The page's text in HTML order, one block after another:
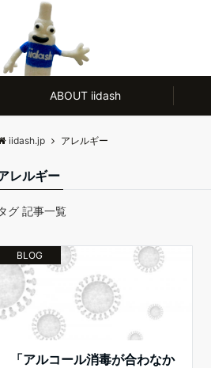
ABOUT iidash
iidash.jp アレルギー
レルギー
グ 記事一覧
BLOG
「アルコール消毒が合わなか